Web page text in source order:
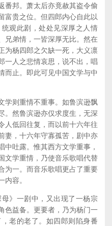
番邦。萧太后亦竟赦其盗令偷
富贵之位。但四郎内心自此以
观此剧，处处见深厚之人情
兄弟情，一皆深厚无比。然在
为杨四郎之欠缺一死，大义凛
一人之悲情哀思，说不出，唱
而止。即此可见中国文学与中
则重情不重事。如鲁滨逊飘
。然鲁滨逊亦仅求度生，无深
人低回往复，而以前十六年往
妻，十六年守寡孤苦，剧中亦
中吐露。惟其西方文学重事，
文学重情，乃使音乐歌唱代替
为一。而音乐歌唱更占了重要
内容。
》一剧中，又出现了一杨宗
色益备。更要者，乃为杨门一
老的老了。如四郎则陷身番